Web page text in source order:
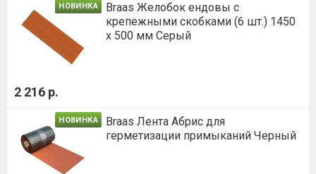
НОВИНКА
Braas Желобок ендовы с
крепежными скобками (6 шт.) 1450
х 500 мм Серый
2 216 р.
НОВИНКА
Braas Лента Абрис для
герметизации примыканий Черный